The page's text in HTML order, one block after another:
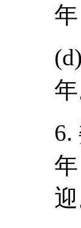
年
年
6.
迎